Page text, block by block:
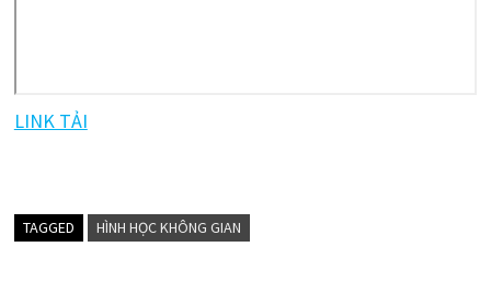
LINK TẢI
TAGGED HÌNH HỌC KHÔNG GIAN